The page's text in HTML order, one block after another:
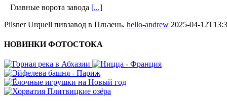
Главные ворота завода [...]
Pilsner Urquell пивзавод в Пльзень. hello-andrew 2025-04-
НОВИНКИ ФОТОСТОКА